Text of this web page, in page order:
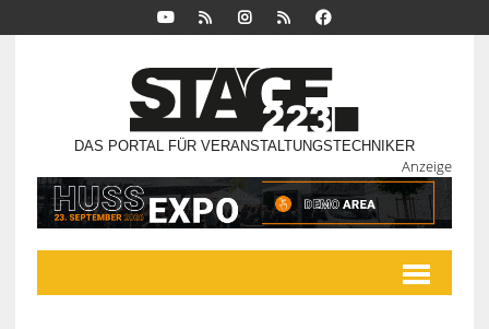
DAS PORTAL FÜR VERANSTALTUNGSTECHNIKER
Anzeige